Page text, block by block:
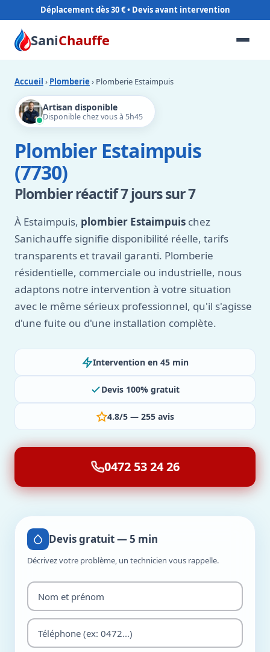
Déplacement dès 30 €
SaniChauffe
Accueil › Plomberie › Plomberie Estaimpuis
Artisan disponible
Disponible chez vous à 5h45
Plombier Estaimpuis
(7730)
Plombier réactif 7 jours sur 7
À Estaimpuis, plombier Estaimpuis chez
Sanichauffe signifie disponibilité réelle, tarifs
transparents et travail garanti. Plomberie
résidentielle, commerciale ou industrielle, nous
adaptons notre intervention à votre situation
avec le même sérieux professionnel, qu'il s'agisse
d'une fuite ou d'une installation complète.
Intervention en 45 min
Devis 100% gratuit
4.8/5 — 255 avis
0472 53 24 26
Devis gratuit — 5 min
Décrivez votre problème, un technicien vous rappelle.